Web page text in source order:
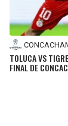
TOLUCA VS
FINAL DE